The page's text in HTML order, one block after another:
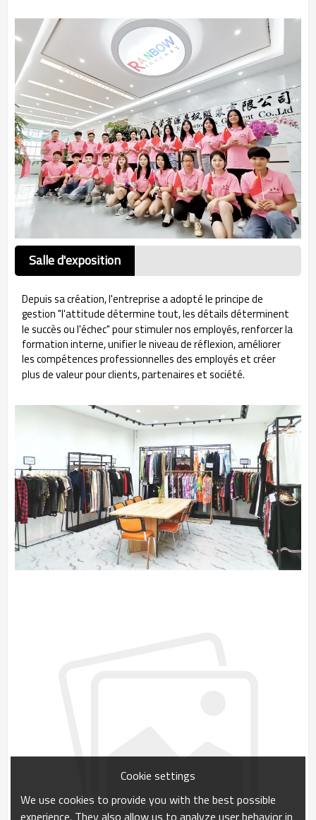
Salle d'exposition
Depuis sa création, l'entreprise a adopté le principe de
gestion "l'attitude détermine tout, les détails déterminent
le succès ou l'échec" pour stimuler nos employés, renforcer la
formation interne, unifier le niveau de réflexion, améliorer
les compétences professionnelles des employés et créer
plus de valeur pour clients, partenaires et société.
Cookie settings
We use cookies to provide you with the best possible
experience. They also allow us to analyze user behavior in